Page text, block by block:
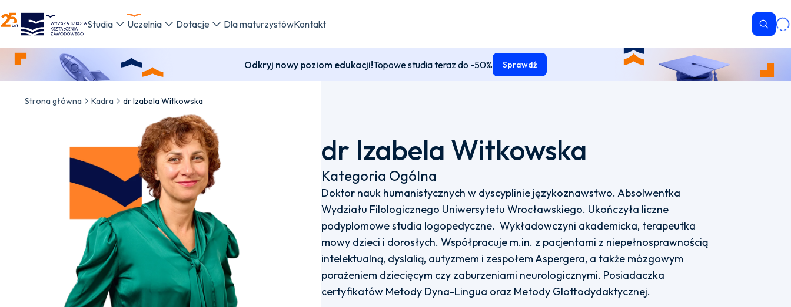
WSKZ - strona główna
Studia Uczelnia Dotacje Dla maturzystówKontakt
Odkryj nowy poziom edukacji!Topowe studia teraz do -50% Sprawdź
Strona główna Kadra dr Izabela Witkowska
dr Izabela Witkowska
Kategoria Ogólna
Doktor nauk humanistycznych w dyscyplinie językoznawstwo. Absolwentka
Wydziału Filologicznego Uniwersytetu Wrocławskiego. Ukończyła liczne
podyplomowe studia logopedyczne. Wykładowczyni akademicka, terapeutka
mowy dzieci i dorosłych. Współpracuje m.in. z pacjentami z niepełnosprawnością
intelektualną, dyslalią, autyzmem i zespołem Aspergera, a także mózgowym
porażeniem dziecięcym czy zaburzeniami neurologicznymi. Posiadaczka
certyfikatów Metody Dyna-Lingua oraz Metody Glottodydaktycznej.